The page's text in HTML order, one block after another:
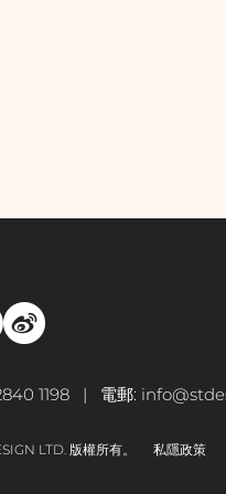
1198 | 電郵:
LTD. 版權所有。 私隱政策